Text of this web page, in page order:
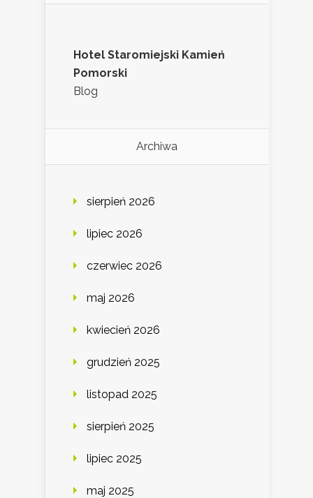
Hotel Staromiejski Kamień
Pomorski
Blog
Archiwa
sierpień 2026
lipiec 2026
czerwiec 2026
maj 2026
kwiecień 2026
grudzień 2025
listopad 2025
sierpień 2025
lipiec 2025
maj 2025